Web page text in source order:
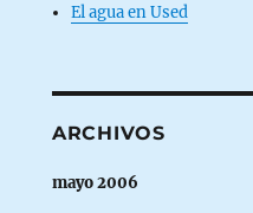
El agua en Used
ARCHIVOS
mayo 2006